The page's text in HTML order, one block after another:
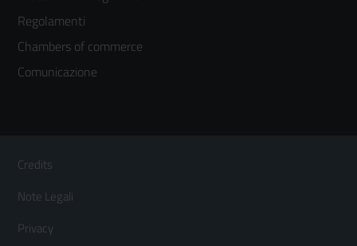
3
Regolamenti
Chambers of commerce
Comunicazione
Footer
Menù
orizzontale
Credits
Note Legali
Privacy